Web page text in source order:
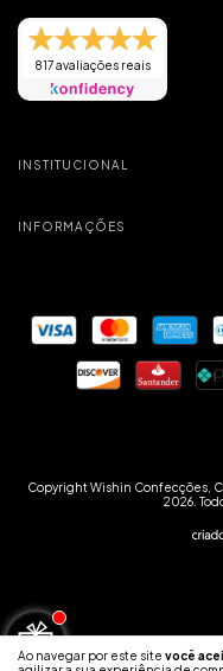
Ao navegar por este site você
817 avaliações reais
INSTITUCIONAL
INFORMAÇÕES
Copyright Wishin Confecções,
2026.